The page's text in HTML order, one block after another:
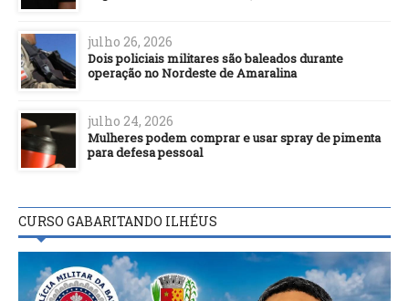
julho 26, 2026
Dois policiais militares são baleados durante
operação no Nordeste de Amaralina
julho 24, 2026
Mulheres podem comprar e usar spray de pimenta
para defesa pessoal
CURSO GABARITANDO ILHÉUS